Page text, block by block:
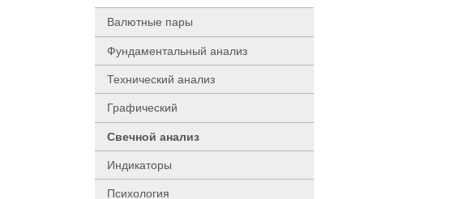
Валютные пары
Фундаментальный анализ
Технический анализ
Графический
Свечной анализ
Индикаторы
Психология